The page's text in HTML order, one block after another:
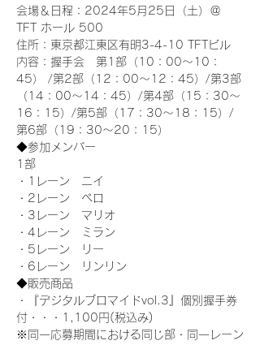
会場＆日程：2024年5月25日（土）＠
TFT ホール 500
住所：東京都江東区有明3-4-10 TFTビル
内容：握手会　第1部（10：00～10：
45） /第2部（12：00～12：45）/第3部
（14：00～14：45）/第4部（15：30～
16：15）/第5部（17：30～18：15）/
第6部（19：30～20：15）
◆参加メンバー
1部
・1レーン　ニイ
・2レーン　ペロ
・3レーン　マリオ
・4レーン　ミラン
・5レーン　リー
・6レーン　リンリン
◆販売商品
・『デジタルブロマイドvol.3』個別握手券
付・・・1,100円(税込み)
※同一応募期間における同じ部・同一レーン